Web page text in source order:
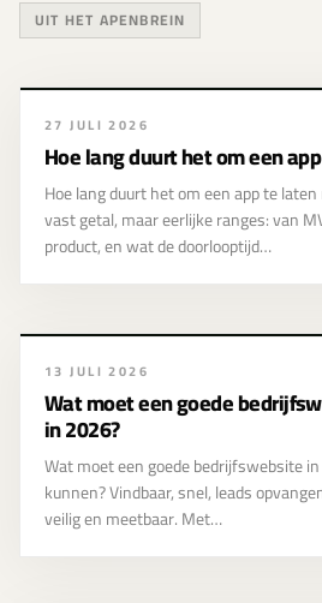
UIT HET APENBREIN
Hoe lang duurt het
om een app te
bouwen?
27 JULI 2026
Hoe lang duurt het om een
Hoe lang duurt het om een app te
vast getal, maar eerlijke ranges: van
product, en wat de doorlooptijd…
13 JULI 2026
Wat moet een goede
in 2026?
Wat moet een goede bedrijfswebsite
kunnen? Vindbaar, snel, leads
veilig en meetbaar. Met…